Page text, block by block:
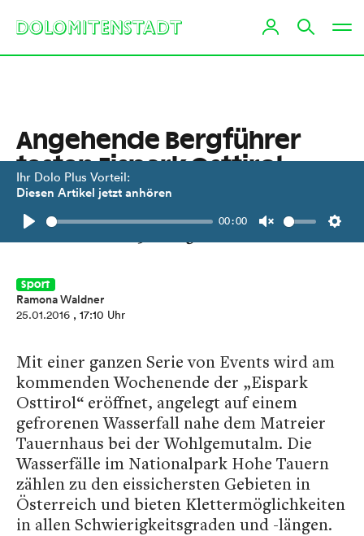
Ihr Dolo Plus Vorteil:
Diesen Artikel jetzt anhören
Play
00:00
Unmute
Angehende Bergführer
testen Eispark Osttirol
Offizielle Eröffnung mit Eiskletter-
Festival von 29. bis 31. Jänner.
Sport
Ramona Waldner
25.01.2016 , 17:10 Uhr
Mit einer ganzen Serie von Events wird am
kommenden Wochenende der „Eispark
Osttirol“ eröffnet, angelegt auf einem
gefrorenen Wasserfall nahe dem Matreier
Tauernhaus bei der Wohlgemutalm. Die
Wasserfälle im Nationalpark Hohe Tauern
zählen zu den eissichersten Gebieten in
Österreich und bieten Klettermöglichkeiten
in allen Schwierigkeitsgraden und -längen.